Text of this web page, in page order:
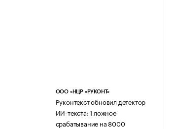
ООО «НЦР «РУКОНТ»
Руконтекст обновил детектор
ИИ-текста: 1 ложное
срабатывание на 8000